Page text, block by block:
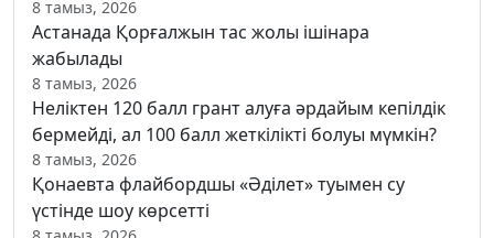
8 тамыз, 2026
Астанада Қорғалжын тас жолы ішінара
жабылады
8 тамыз, 2026
Неліктен 120 балл грант алуға әрдайым кепілдік
бермейді, ал 100 балл жеткілікті болуы мүмкін?
8 тамыз, 2026
Қонаевта флайбордшы «Әділет» туымен су
үстінде шоу көрсетті